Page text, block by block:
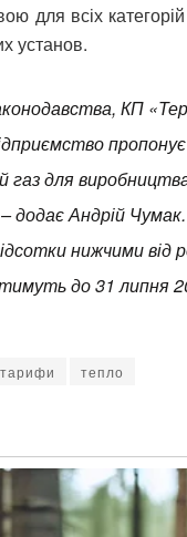
для всіх
установ.
КП
для
Андрій
нижчими від
до 31 липня
тарифи тепло